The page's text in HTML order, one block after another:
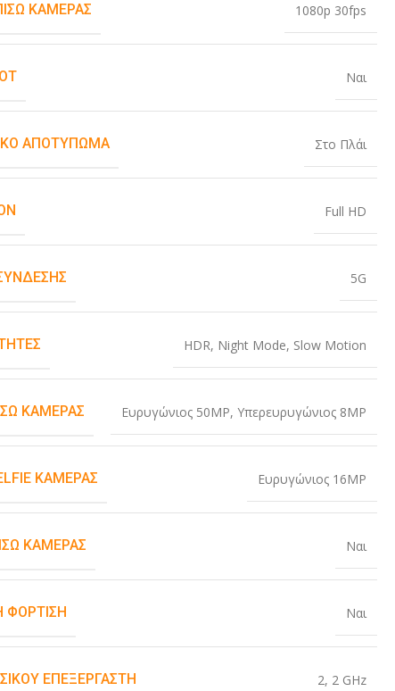
ΚΆΜΕΡΑΣ 1080p 30fps
Ναι
ΑΠΟΤΎΠΩΜΑ Στο Πλάι
Full HD
5G
HDR, Night Mode, Slow Motion
ΚΆΜΕΡΑΣ Ευρυγώνιος 50MP, Υπερευρυγώνιος 8MP
ΚΆΜΕΡΑΣ Ευρυγώνιος 16MP
ΚΆΜΕΡΑΣ Ναι
ΦΌΡΤΙΣΗ Ναι
ΕΠΕΞΕΡΓΑΣΤΉ 2, 2 GHz